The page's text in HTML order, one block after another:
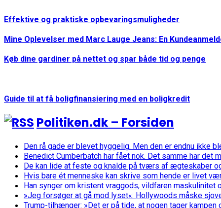
Effektive og praktiske opbevaringsmuligheder
Mine Oplevelser med Marc Lauge Jeans: En
Køb dine gardiner på nettet og spar både tid og penge
Guide til at få boligfinansiering med en boligkredit
Politiken.dk – Forsiden
Den rå gade er blevet hyggelig. Men den er endnu ikke
Benedict Cumberbatch har fået nok. Det samme har det
De kan lide at feste og knalde på tværs af ægteskaber
Hvis bare ét menneske kan skrive som hende er livet
Han synger om kristent vraggods, vildfaren maskulinitet
»Jeg forsøger at gå mod lyset«: Hollywoods måske
Trump-tilhænger: »Det er på tide, at nogen tager